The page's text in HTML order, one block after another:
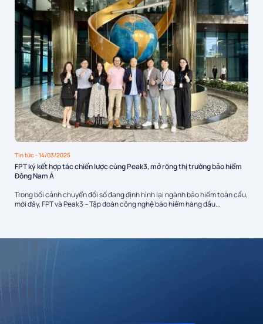
Tin tức- 14/03/2025
FPT ký kết hợp tác chiến lược cùng Peak3, mở rộng thị trường bảo hiểm
Đông Nam Á
Trong bối cảnh chuyển đổi số đang định hình lại ngành bảo hiểm toàn cầu,
mới đây, FPT và Peak3 – Tập đoàn công nghệ bảo hiểm hàng đầu...